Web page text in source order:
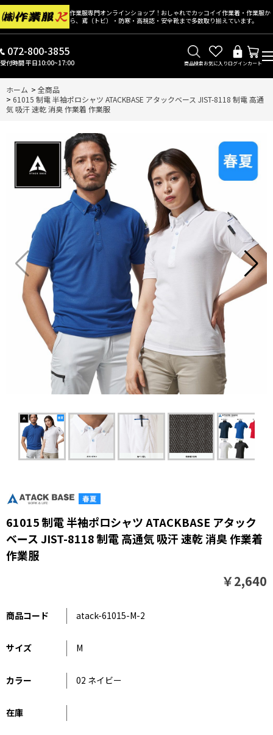
作業服専門オンラインショップ！おしゃれでカッコイイ作業着・作業服か
ら、鳶（トビ）・防寒・高視認・安全靴まで多数取り揃えています。
072-800-3855
受付時間 平日10:00~17:00 商品検索お気に入りログインカート
ホーム > 全商品
> 61015 制電 半袖ポロシャツ ATACKBASE アタックベース JIST-8118 制電 高通
気 吸汗 速乾 消臭 作業着 作業服
61015 制電 半袖ポロシャツ ATACKBASE アタック
ベース JIST-8118 制電 高通気 吸汗 速乾 消臭 作業着
作業服
￥2,640
商品コード atack-61015-M-2
サイズ M
カラー 02 ネイビー
在庫